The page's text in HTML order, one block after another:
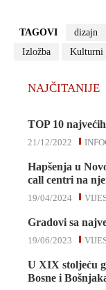
TAGOVI dizajn
Izložba
Kulturni
NAJČITANIJE
TOP 10
21/12/2022
Hapšenja u
call centri na
19/04/2024
Gradovi sa
19/06/2023
U XIX stoljeću
Bosne i